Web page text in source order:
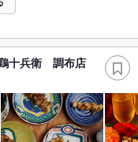
十兵衛 調布店